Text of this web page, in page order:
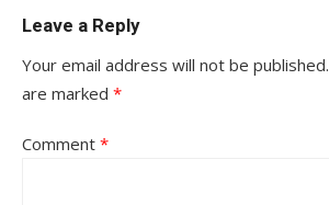
Leave a Reply
Your email address will not be published.
are marked *
Comment *